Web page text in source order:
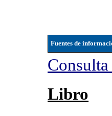
Fuentes de
Libro